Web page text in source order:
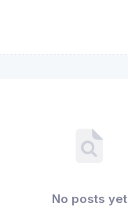
No posts yet